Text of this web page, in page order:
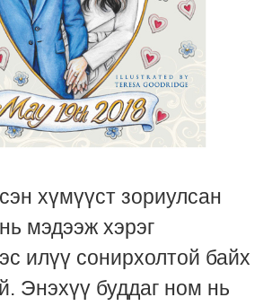
хүмүүст зориулсан
мэдээж хэрэг
илүү сонирхолтой байх
Энэхүү буддаг ном нь